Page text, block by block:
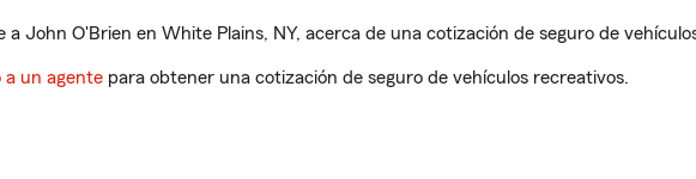
John O'Brien en White Plains, NY, acerca de una cotización de seguro de
a un agente para obtener una cotización de seguro de vehículos recreativos.